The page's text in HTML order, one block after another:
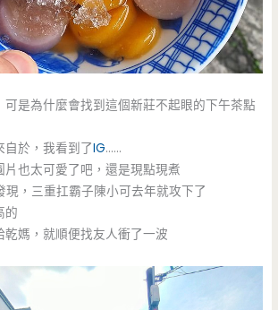
可是為什麼會找到這個新莊不起眼的下午茶點
自於，我看到了IG……
也太可愛了吧，還是現點現煮
現，三重扛霸子陳小可去年就攻下了
的
乾媽，就順便找友人衝了一波